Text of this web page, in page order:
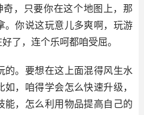
，只要你在这个地图上，那
。你说这玩意儿多爽啊，玩游
了，连个乐呵都咱受屈。
的。要想在这上面混得风生水
，咱得学会怎么快速升级，
能，怎么利用物品提高自己的